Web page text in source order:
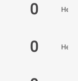
0 Нет
0 Нет